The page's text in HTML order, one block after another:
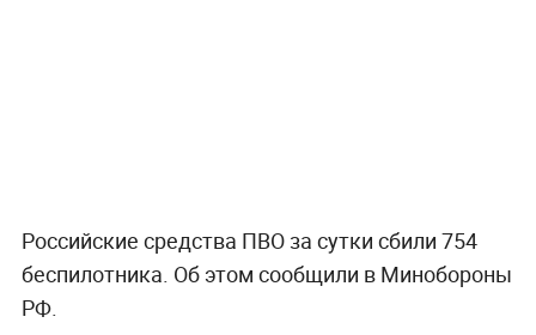
Российские средства ПВО за сутки сбили 754
беспилотника. Об этом сообщили в Минобороны
РФ.